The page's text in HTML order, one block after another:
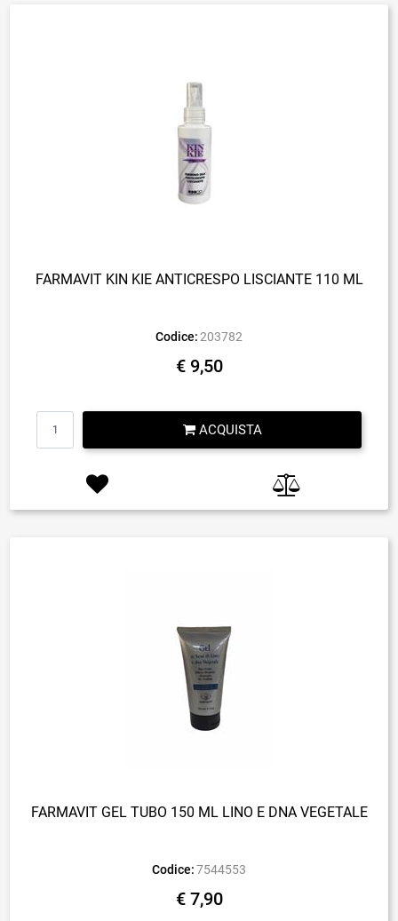
FARMAVIT KIN KIE ANTICRESPO LISCIANTE 110 ML
Codice: 203782
€ 9,50
ACQUISTA
FARMAVIT GEL TUBO 150 ML LINO E DNA VEGETALE
Codice: 7544553
€ 7,90